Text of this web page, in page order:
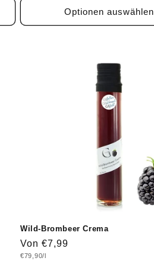
Optionen auswählen
Wild-Brombeer Crema
Normaler
Preis
Von €7,99
Grundpreis
€79,90/l